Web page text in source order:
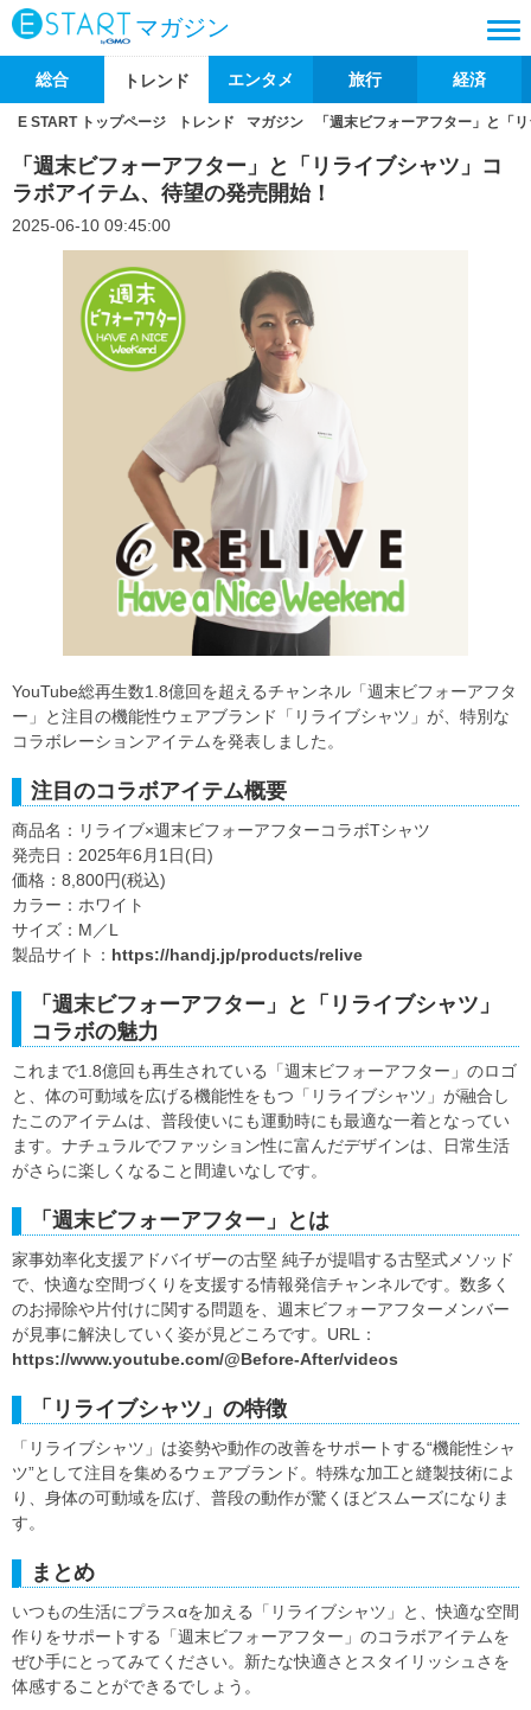
マガジン
総合 トレンド エンタメ 旅行 経済
E START トップページ トレンド マガジン 「週末ビフォーアフター」と「
「週末ビフォーアフター」と「リライブシャツ」コ
ラボアイテム、待望の発売開始！
2025-06-10 09:45:00
YouTube総再生数1.8億回を超えるチャンネル「週末ビフォーアフタ
ー」と注目の機能性ウェアブランド「リライブシャツ」が、特別な
コラボレーションアイテムを発表しました。
注目のコラボアイテム概要
商品名：リライブ×週末ビフォーアフターコラボTシャツ
発売日：2025年6月1日(日)
価格：8,800円(税込)
カラー：ホワイト
サイズ：M／L
製品サイト： https://handj.jp/products/relive
「週末ビフォーアフター」と「リライブシャツ」
コラボの魅力
これまで1.8億回も再生されている「週末ビフォーアフター」のロゴ
と、体の可動域を広げる機能性をもつ「リライブシャツ」が融合し
たこのアイテムは、普段使いにも運動時にも最適な一着となってい
ます。ナチュラルでファッション性に富んだデザインは、日常生活
がさらに楽しくなること間違いなしです。
「週末ビフォーアフター」とは
家事効率化支援アドバイザーの古堅 純子が提唱する古堅式メソッド
で、快適な空間づくりを支援する情報発信チャンネルです。数多く
のお掃除や片付けに関する問題を、週末ビフォーアフターメンバー
が見事に解決していく姿が見どころです。URL：
https://www.youtube.com/@Before-After/videos
「リライブシャツ」の特徴
「リライブシャツ」は姿勢や動作の改善をサポートする“機能性シャ
ツ”として注目を集めるウェアブランド。特殊な加工と縫製技術によ
り、身体の可動域を広げ、普段の動作が驚くほどスムーズになりま
す。
まとめ
いつもの生活にプラスαを加える「リライブシャツ」と、快適な空間
作りをサポートする「週末ビフォーアフター」のコラボアイテムを
ぜひ手にとってみてください。新たな快適さとスタイリッシュさを
体感することができるでしょう。